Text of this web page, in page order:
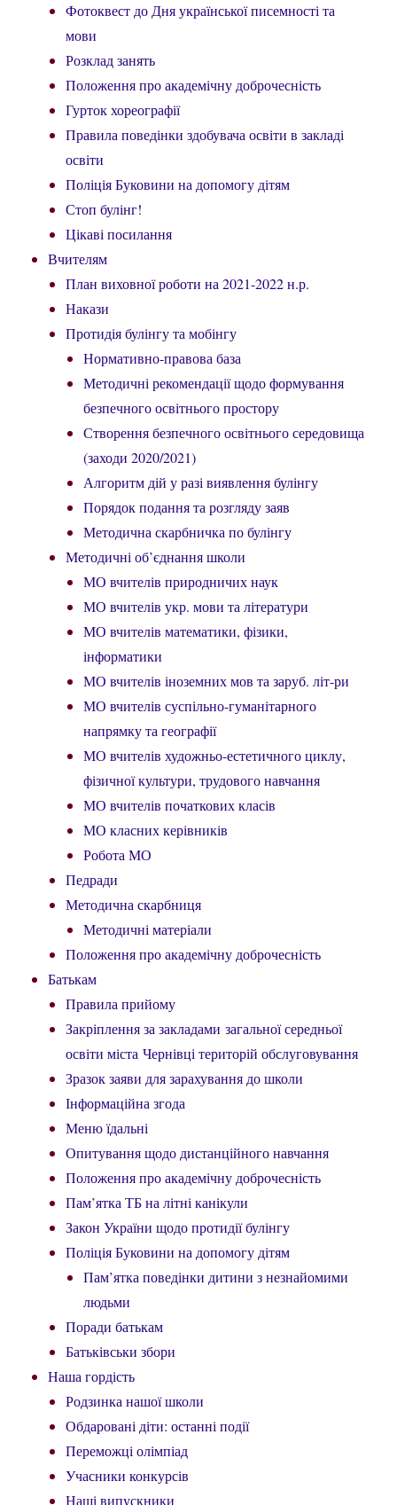
Фотоквест до Дня української писемності та
мови
Розклад занять
Положення про академічну доброчесність
Гурток хореографії
Правила поведінки здобувача освіти в закладі
освіти
Поліція Буковини на допомогу дітям
Стоп булінг!
Цікаві посилання
Вчителям
План виховної роботи на 2021-2022 н.р.
Накази
Протидія булінгу та мобінгу
Нормативно-правова база
Методичні рекомендації щодо формування
безпечного освітнього простору
Створення безпечного освітнього середовища
(заходи 2020/2021)
Алгоритм дій у разі виявлення булінгу
Порядок подання та розгляду заяв
Методична скарбничка по булінгу
Методичні об’єднання школи
МО вчителів природничих наук
МО вчителів укр. мови та літератури
МО вчителів математики, фізики,
інформатики
МО вчителів іноземних мов та заруб. літ-ри
МО вчителів суспільно-гуманітарного
напрямку та географії
МО вчителів художньо-естетичного циклу,
фізичної культури, трудового навчання
МО вчителів початкових класів
МО класних керівників
Робота МО
Педради
Методична скарбниця
Методичні матеріали
Положення про академічну доброчесність
Батькам
Правила прийому
Закріплення за закладами загальної середньої
освіти міста Чернівці територій обслуговування
Зразок заяви для зарахування до школи
Інформаційна згода
Меню їдальні
Опитування щодо дистанційного навчання
Положення про академічну доброчесність
Пам’ятка ТБ на літні канікули
Закон України щодо протидії булінгу
Поліція Буковини на допомогу дітям
Пам’ятка поведінки дитини з незнайомими
людьми
Поради батькам
Батьківськи збори
Наша гордість
Родзинка нашої школи
Обдаровані діти: останні події
Переможці олімпіад
Учасники конкурсів
Наші випускники